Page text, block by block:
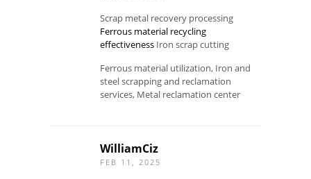
Scrap metal recovery processing
Ferrous material recycling
effectiveness Iron scrap cutting
Ferrous material utilization, Iron and
steel scrapping and reclamation
services, Metal reclamation center
WilliamCiz
FEB 11, 2025